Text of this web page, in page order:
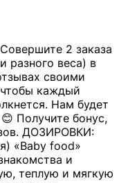
2 заказа
разного веса) в
своими
каждый
Нам будет
Получите бонус,
ДОЗИРОВКИ:
«Baby food»
и
теплую и мягкую